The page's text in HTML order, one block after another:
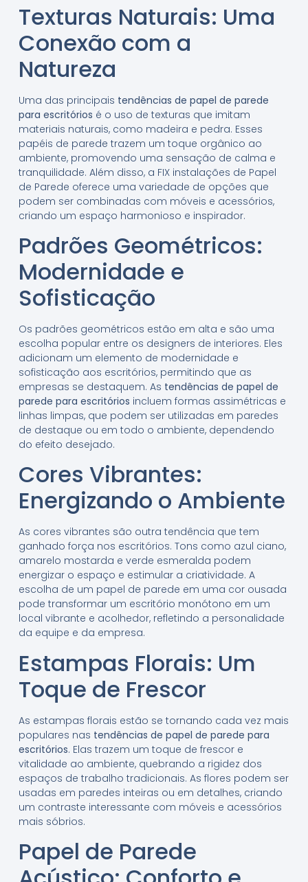
Texturas Naturais: Uma
Conexão com a
Natureza
Uma das principais tendências de papel de parede
para escritórios é o uso de texturas que imitam
materiais naturais, como madeira e pedra. Esses
papéis de parede trazem um toque orgânico ao
ambiente, promovendo uma sensação de calma e
tranquilidade. Além disso, a FIX instalações de Papel
de Parede oferece uma variedade de opções que
podem ser combinadas com móveis e acessórios,
criando um espaço harmonioso e inspirador.
Padrões Geométricos:
Modernidade e
Sofisticação
Os padrões geométricos estão em alta e são uma
escolha popular entre os designers de interiores. Eles
adicionam um elemento de modernidade e
sofisticação aos escritórios, permitindo que as
empresas se destaquem. As tendências de papel de
parede para escritórios incluem formas assimétricas e
linhas limpas, que podem ser utilizadas em paredes
de destaque ou em todo o ambiente, dependendo
do efeito desejado.
Cores Vibrantes:
Energizando o Ambiente
As cores vibrantes são outra tendência que tem
ganhado força nos escritórios. Tons como azul ciano,
amarelo mostarda e verde esmeralda podem
energizar o espaço e estimular a criatividade. A
escolha de um papel de parede em uma cor ousada
pode transformar um escritório monótono em um
local vibrante e acolhedor, refletindo a personalidade
da equipe e da empresa.
Estampas Florais: Um
Toque de Frescor
As estampas florais estão se tornando cada vez mais
populares nas tendências de papel de parede para
escritórios. Elas trazem um toque de frescor e
vitalidade ao ambiente, quebrando a rigidez dos
espaços de trabalho tradicionais. As flores podem ser
usadas em paredes inteiras ou em detalhes, criando
um contraste interessante com móveis e acessórios
mais sóbrios.
Papel de Parede